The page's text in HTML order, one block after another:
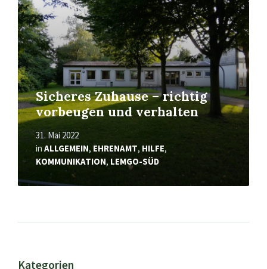
Sicheres Zuhause – richtig
vorbeugen und verhalten
31. Mai 2022
in ALLGEMEIN, EHRENAMT, HILFE,
KOMMUNIKATION, LEMGO-SÜD
Kategorien